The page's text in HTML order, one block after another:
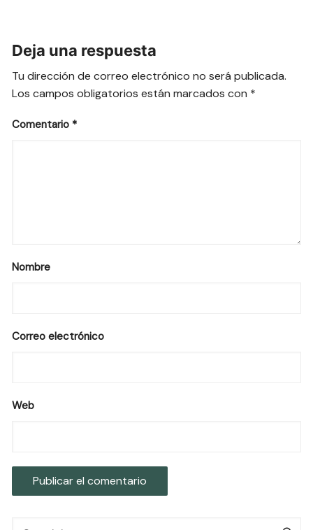
Deja una respuesta
Tu dirección de correo electrónico no será publicada.
Los campos obligatorios están marcados con *
Comentario *
Nombre
Correo electrónico
Web